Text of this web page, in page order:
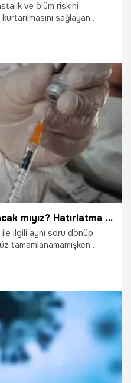
ve ölüm riskini
sağlayan
da virüse karşı
yapılan
altı çocuklar için özel bir aşı
4'üncü korona aşısını olacak mıyız? Hatırlatma dozu ne kadar koruyor? Flaş açıklama geldi...
ilgili aynı soru dönüp
tamamlanamamışken
yapılan yeni bir
Unutmaz da o